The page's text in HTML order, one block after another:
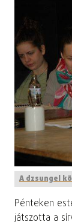
A dzsungel
Pénteken
játszotta a